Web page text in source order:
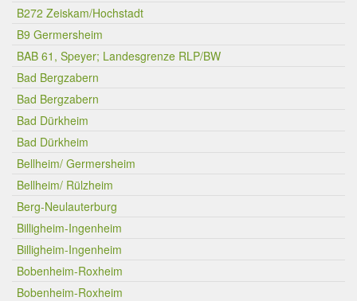
B272 Zeiskam/Hochstadt
B9 Germersheim
BAB 61, Speyer; Landesgrenze RLP/BW
Bad Bergzabern
Bad Bergzabern
Bad Dürkheim
Bad Dürkheim
Bellheim/ Germersheim
Bellheim/ Rülzheim
Berg-Neulauterburg
Billigheim-Ingenheim
Billigheim-Ingenheim
Bobenheim-Roxheim
Bobenheim-Roxheim